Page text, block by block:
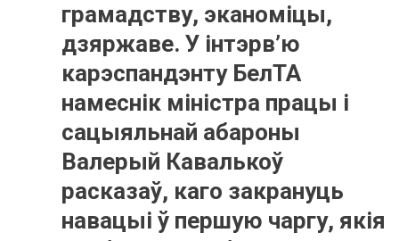
грамадству, эканоміцы,
дзяржаве. У інтэрв’ю
карэспандэнту БелТА
намеснік міністра працы і
сацыяльнай абароны
Валерый Кавалькоў
расказаў, каго закрануць
навацыі ў першую чаргу, якія